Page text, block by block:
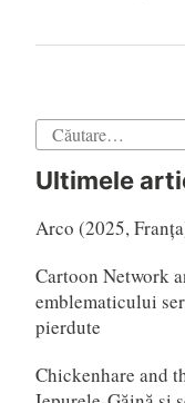
Caută
Ultimele
Arco (2025,
Cartoon Network
emblematicului
pierdute
Chickenhare and